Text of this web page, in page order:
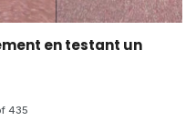
en testant un
435